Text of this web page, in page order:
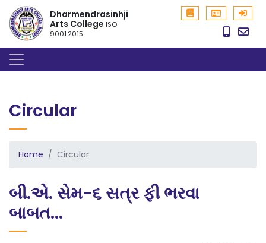
Dharmendrasinhji
Arts CollegeISO
9001:2015
Circular
Home Circular
બી.એ. સેમ-૬ સત્ર ફી ભરવા
બાબત...